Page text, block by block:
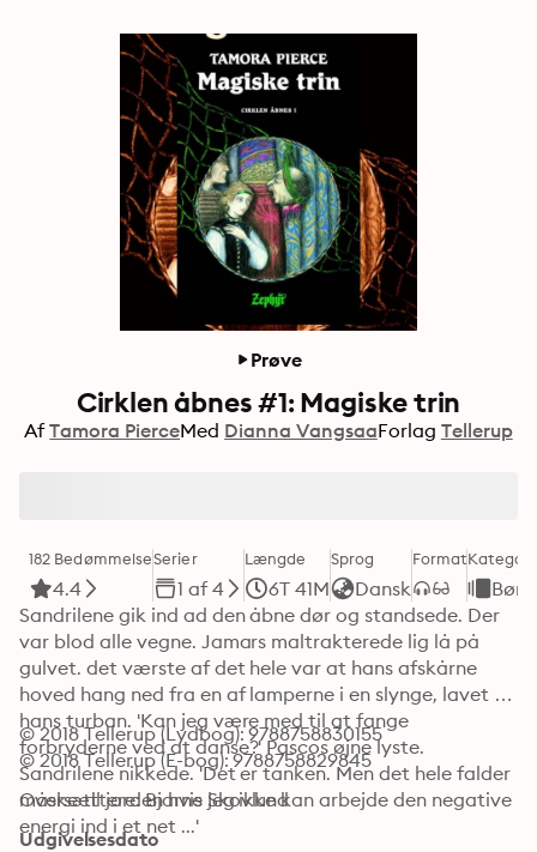
Prøve
Cirklen åbnes #1: Magiske trin
Af Tamora PierceMed Dianna VangsaaForlag Tellerup
182 Bedømmelse
4.4
Serier
1 af 4
Længde
6T 41M
Sprog
Dansk
FormatKategori
Sandrilene gik ind ad den åbne dør og standsede. Der
var blod alle vegne. Jamars maltrakterede lig lå på
gulvet. det værste af det hele var at hans afskårne
hoved hang ned fra en af lamperne i en slynge, lavet af
hans turban. 'Kan jeg være med til at fange
forbryderne ved at danse?' Pascos øjne lyste.
Sandrilene nikkede. 'Det er tanken. Men det hele falder
måske til jorden hvis jeg ikke kan arbejde den negative
energi ind i et net ...'
© 2018 Tellerup (Lydbog): 9788758830155
© 2018 Tellerup (E-bog): 9788758829845
Oversættere: Bjarne Skovlund
Udgivelsesdato